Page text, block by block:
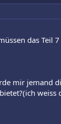
das Teil
mir jemand
weiss